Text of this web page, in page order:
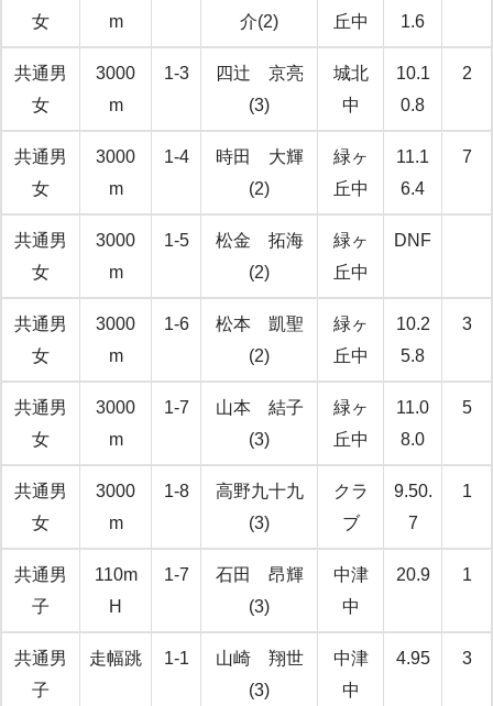
女
m
介(2)
丘中
1.6
共通男
女
3000
m
1-3
四辻 京亮
(3)
城北
中
10.1
0.8
2
共通男
女
3000
m
1-4
時田 大輝
(2)
緑ヶ
丘中
11.1
6.4
7
共通男
女
3000
m
1-5
松金 拓海
(2)
緑ヶ
丘中
DNF
共通男
女
3000
m
1-6
松本 凱聖
(2)
緑ヶ
丘中
10.2
5.8
3
共通男
女
3000
m
1-7
山本 結子
(3)
緑ヶ
丘中
11.0
8.0
5
共通男
女
3000
m
1-8
高野九十九
(3)
クラ
ブ
9.50.
7
1
共通男
子
110m
H
1-7
石田 昂輝
(3)
中津
中
20.9 1
共通男
子
走幅跳 1-1
山崎 翔世
(3)
中津
中
4.95 3